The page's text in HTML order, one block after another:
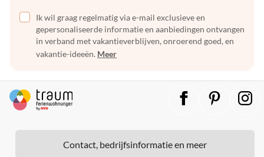
Ik wil graag regelmatig via e-mail exclusieve en
gepersonaliseerde informatie en aanbiedingen ontvangen
in verband met vakantieverblijven, onroerend goed, en
vakantie-ideeën. Meer
Contact, bedrijfsinformatie en meer